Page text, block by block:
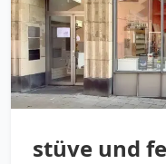
stüve und